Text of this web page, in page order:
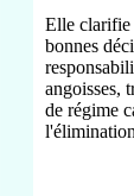
Elle clarifie
bonnes
angoisses,
de régime